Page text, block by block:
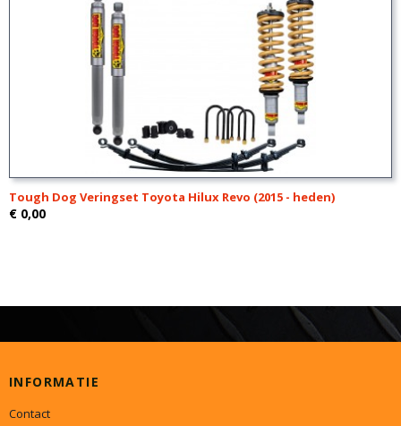
Tough Dog Veringset Toyota Hilux Revo (2015 - heden)
€ 0,00
INFORMATIE
Contact